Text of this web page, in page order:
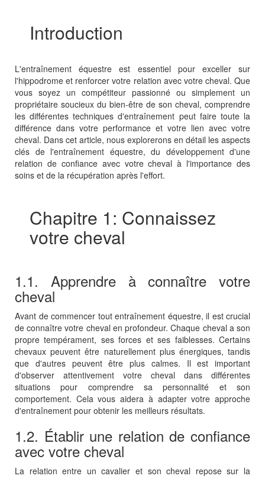
Introduction
L'entraînement équestre est essentiel pour exceller sur
l'hippodrome et renforcer votre relation avec votre cheval. Que
vous soyez un compétiteur passionné ou simplement un
propriétaire soucieux du bien-être de son cheval, comprendre
les différentes techniques d'entraînement peut faire toute la
différence dans votre performance et votre lien avec votre
cheval. Dans cet article, nous explorerons en détail les aspects
clés de l'entraînement équestre, du développement d'une
relation de confiance avec votre cheval à l'importance des
soins et de la récupération après l'effort.
Chapitre 1: Connaissez
votre cheval
1.1. Apprendre à connaître votre
cheval
Avant de commencer tout entraînement équestre, il est crucial
de connaître votre cheval en profondeur. Chaque cheval a son
propre tempérament, ses forces et ses faiblesses. Certains
chevaux peuvent être naturellement plus énergiques, tandis
que d'autres peuvent être plus calmes. Il est important
d'observer attentivement votre cheval dans différentes
situations pour comprendre sa personnalité et son
comportement. Cela vous aidera à adapter votre approche
d'entraînement pour obtenir les meilleurs résultats.
1.2. Établir une relation de confiance
avec votre cheval
La relation entre un cavalier et son cheval repose sur la